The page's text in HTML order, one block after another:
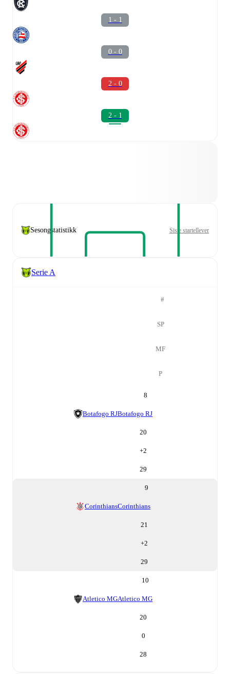
1 - 1
0 - 0
2 - 0
2 - 1
Sesongstatistikk Siste startellever
Serie A
#
SP
MF
P
8
Botafogo RJBotafogo RJ
20
+2
29
9
CorinthiansCorinthians
21
+2
29
10
Atletico MGAtletico MG
20
0
28